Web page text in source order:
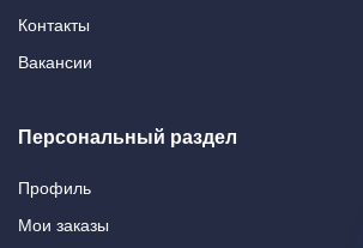
Контакты
Вакансии
Персональный раздел
Профиль
Мои заказы